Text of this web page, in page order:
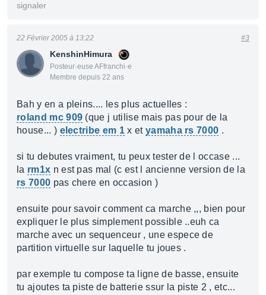
signaler
KenshinHimura
Posteur·euse AFfranchi·e
Membre depuis 22 ans
22 Février 2005 à 13:22 #3
Bah y en a pleins.... les plus actuelles :
roland mc 909 (que j utilise mais pas pour de la
house... ) electribe em 1 x et yamaha rs 7000 .
si tu debutes vraiment, tu peux tester de l occase ...
la rm1x n est pas mal (c est l ancienne version de la
rs 7000 pas chere en occasion )
ensuite pour savoir comment ca marche ,,, bien pour
expliquer le plus simplement possible ..euh ca
marche avec un sequenceur , une espece de
partition virtuelle sur laquelle tu joues .
par exemple tu compose ta ligne de basse, ensuite
tu ajoutes ta piste de batterie ssur la piste 2 , etc...